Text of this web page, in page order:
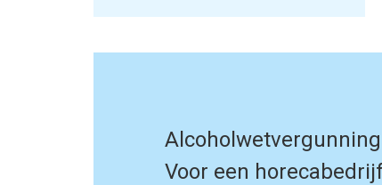
Voor een